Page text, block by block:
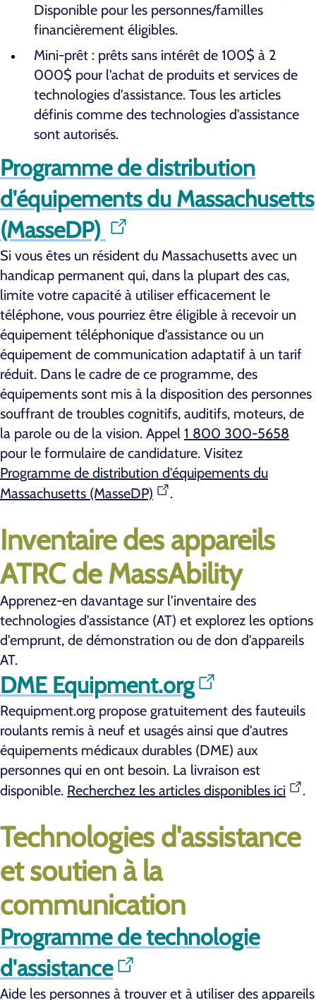
Disponible pour les personnes/familles
financièrement éligibles.
Mini-prêt : prêts sans intérêt de 100$ à 2
000$ pour l'achat de produits et services de
technologies d'assistance. Tous les articles
définis comme des technologies d'assistance
sont autorisés.
Programme de distribution
d'équipements du Massachusetts
(MasseDP)
Si vous êtes un résident du Massachusetts avec un
handicap permanent qui, dans la plupart des cas,
limite votre capacité à utiliser efficacement le
téléphone, vous pourriez être éligible à recevoir un
équipement téléphonique d'assistance ou un
équipement de communication adaptatif à un tarif
réduit. Dans le cadre de ce programme, des
équipements sont mis à la disposition des personnes
souffrant de troubles cognitifs, auditifs, moteurs, de
la parole ou de la vision. Appel 1 800 300-5658
pour le formulaire de candidature. Visitez
Programme de distribution d'équipements du
Massachusetts (MasseDP)
.
Inventaire des appareils
ATRC de MassAbility
Apprenez-en davantage sur l'inventaire des
technologies d'assistance (AT) et explorez les options
d'emprunt, de démonstration ou de don d'appareils
AT.
DME Equipment.org
Requipment.org propose gratuitement des fauteuils
roulants remis à neuf et usagés ainsi que d'autres
équipements médicaux durables (DME) aux
personnes qui en ont besoin. La livraison est
disponible. Recherchez les articles disponibles ici .
Technologies d'assistance
et soutien à la
communication
Programme de technologie
d'assistance
Aide les personnes à trouver et à utiliser des appareils